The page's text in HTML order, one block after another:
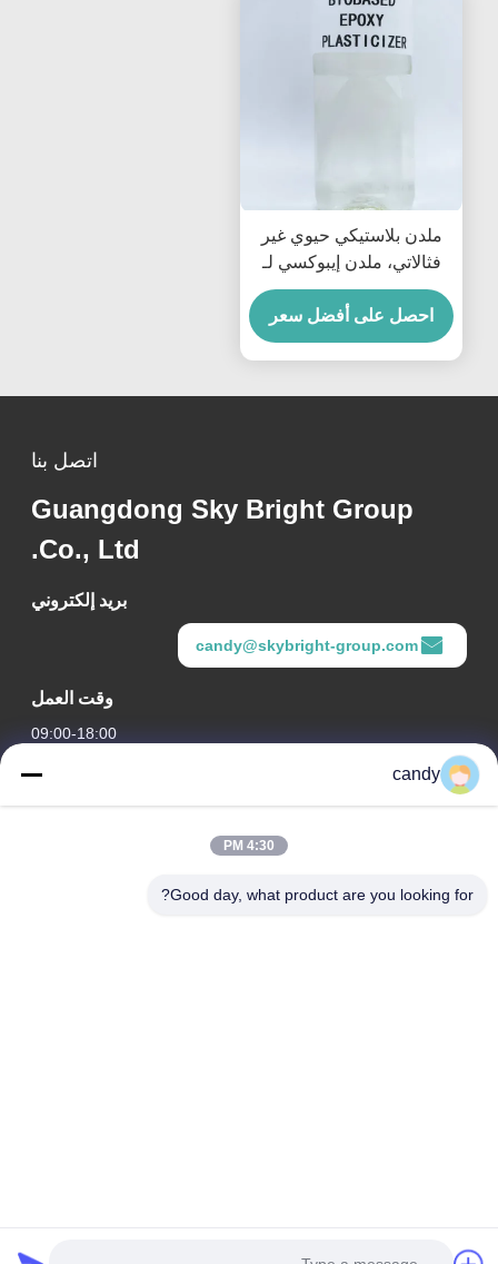
ملدن بلاستيكي حيوي غير
فثالاتي، ملدن إيبوكسي لـ
ESBO، 0.988 جم/سم3
احصل على أفضل سعر
اتصل بنا
Guangdong Sky Bright Group
Co., Ltd.
بريد إلكتروني
candy@skybright-group.com
وقت العمل
09:00-18:00
عنواننا candy
4:30 PM
Good day, what product are you looking for?